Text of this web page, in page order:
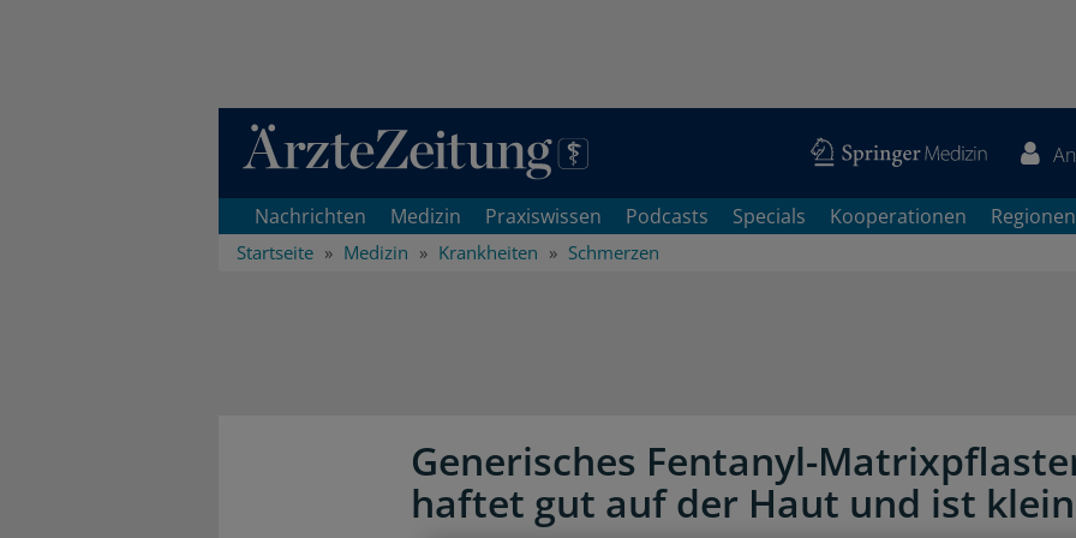
Direkt zum Inhaltsbereich
Nachrichten Medizin Praxiswissen Podcasts Specials Kooperationen Regionen
Startseite Medizin Krankheiten Schmerzen
Generisches Fentanyl-
haftet gut auf der Haut und ist klein